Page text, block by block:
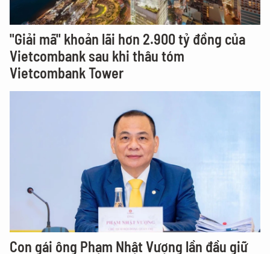
"Giải mã" khoản lãi hơn 2.900 tỷ đồng của
Vietcombank sau khi thâu tóm
Vietcombank Tower
Con gái ông Phạm Nhật Vượng lần đầu giữ